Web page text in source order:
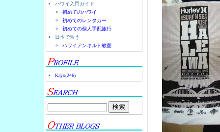
ハワイ入門ガイド
初めてのハワイ
初めてのレンタカー
初めての個人手配旅行
日本で習う
ハワイアンキルト教室
Kayo(246)